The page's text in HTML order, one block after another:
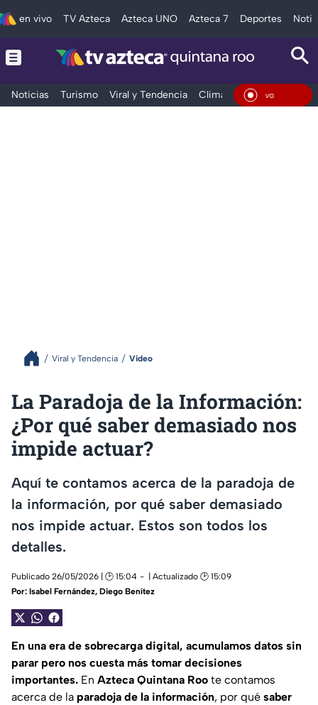
en vivo TV Azteca Azteca UNO Azteca 7 Deportes
Noticias Turismo Viral y Tendencia Clima Tráfico
En Vivo
Viral y Tendencia Video
La Paradoja de la Información:
¿Por qué saber demasiado nos
impide actuar?
Aquí te contamos acerca de la paradoja de
la información, por qué saber demasiado
nos impide actuar. Estos son todos los
detalles.
Publicado 26/05/2026 | 🕑 15:04
| Actualizado 🕑 15:09
Por: Isabel Fernández, Diego Benítez
En una era de sobrecarga digital, acumulamos datos sin
parar pero nos cuesta más tomar decisiones
importantes. En Azteca Quintana Roo te contamos
acerca de la paradoja de la información, por qué saber